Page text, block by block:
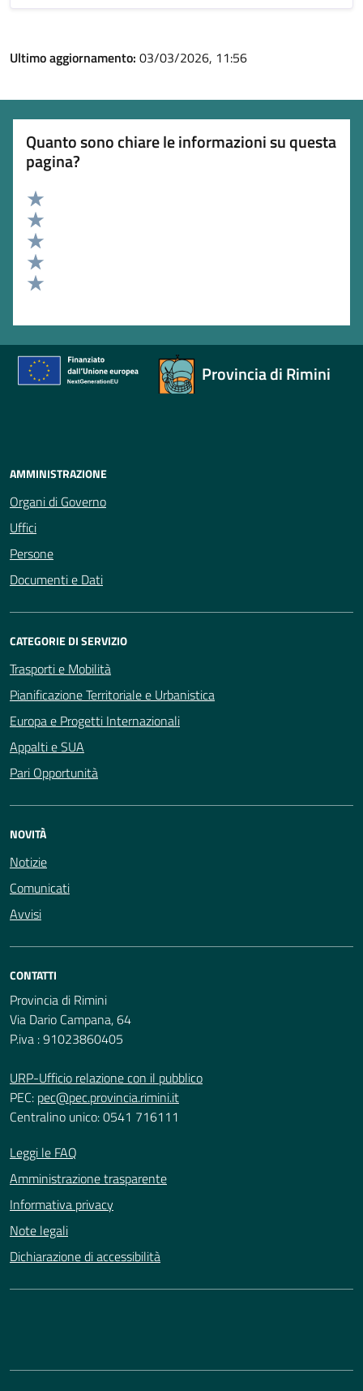
Ultimo aggiornamento: 03/03/2026, 11:56
Quanto sono chiare le informazioni su questa
pagina?
Valuta 5 stelle su 5
Valuta 4 stelle su 5
Valuta 3 stelle su 5
Valuta 2 stelle su 5
Provincia di Rimini
AMMINISTRAZIONE
Organi di Governo
Uffici
Persone
Documenti e Dati
CATEGORIE DI SERVIZIO
Trasporti e Mobilità
Pianificazione Territoriale e Urbanistica
Europa e Progetti Internazionali
Appalti e SUA
Pari Opportunità
NOVITÀ
Notizie
Comunicati
Avvisi
CONTATTI
Provincia di Rimini
Via Dario Campana, 64
P.iva : 91023860405
URP-Ufficio relazione con il pubblico
PEC: pec@pec.provincia.rimini.it
Centralino unico: 0541 716111
Leggi le FAQ
Amministrazione trasparente
Informativa privacy
Note legali
Dichiarazione di accessibilità